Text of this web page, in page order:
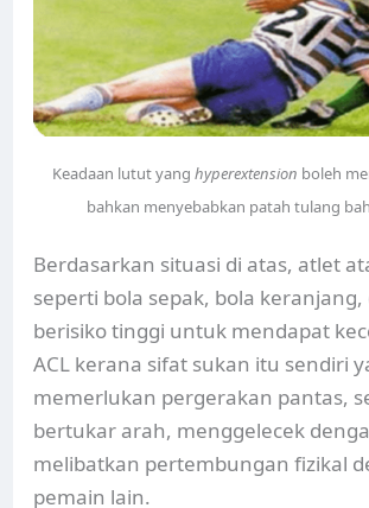
Keadaan lutut yang hyperextension boleh
bahkan menyebabkan patah tulang
Berdasarkan situasi di atas, atlet
seperti bola sepak, bola
berisiko tinggi untuk mendapat
ACL kerana sifat sukan itu sendiri
memerlukan pergerakan pantas,
bertukar arah, menggelecek
melibatkan pertembungan fizikal
pemain lain.